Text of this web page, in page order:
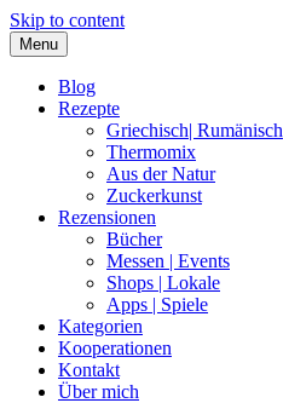
Skip to content
Menu
Blog
Rezepte
Griechisch| Rumänisch
Thermomix
Aus der Natur
Zuckerkunst
Rezensionen
Bücher
Messen | Events
Shops | Lokale
Apps | Spiele
Kategorien
Kooperationen
Kontakt
Über mich